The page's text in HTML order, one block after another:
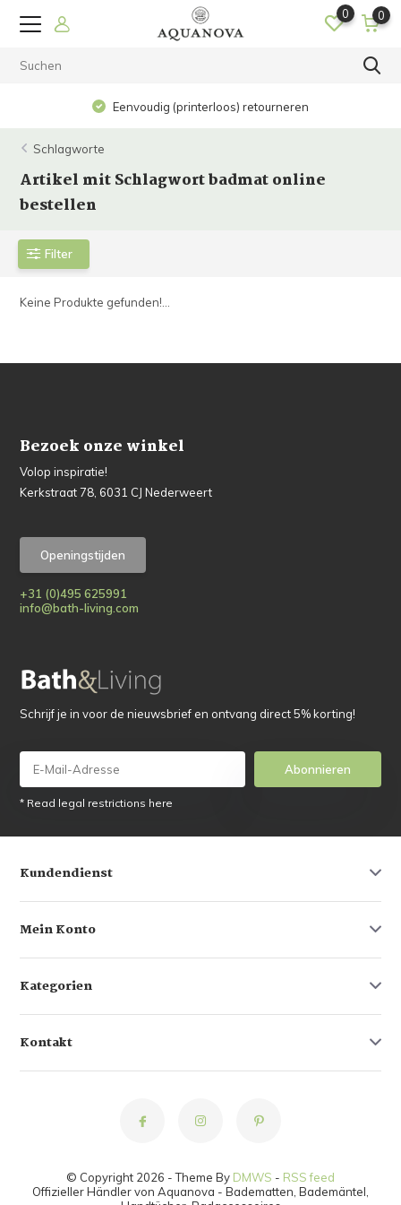
0 0
Eenvoudig (printerloos) retourneren
Schlagworte
Artikel mit Schlagwort badmat online
bestellen
Filter
Keine Produkte gefunden!...
Bezoek onze winkel
Volop inspiratie!
Kerkstraat 78, 6031 CJ Nederweert
Openingstijden
+31 (0)495 625991
info@bath-living.com
Schrijf je in voor de nieuwsbrief en ontvang direct 5% korting!
Abonnieren
* Read legal restrictions here
Kundendienst
Mein Konto
Kategorien
Kontakt
© Copyright 2026 - Theme By DMWS - RSS feed
Offizieller Händler von Aquanova - Badematten, Bademäntel,